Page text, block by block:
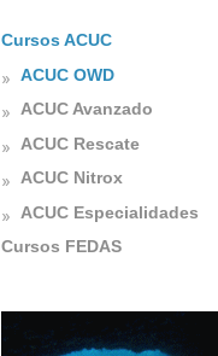
Cursos ACUC
ACUC OWD
ACUC Avanzado
ACUC Rescate
ACUC Nitrox
ACUC Especialidades
Cursos FEDAS